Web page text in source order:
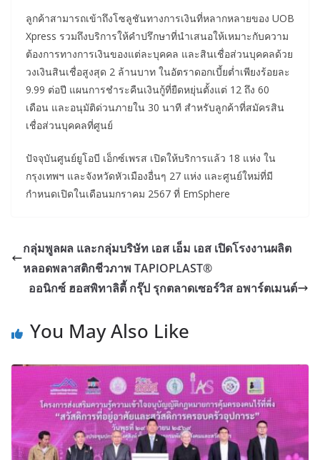
ลูกค้าสามารถเข้าถึงโซลูชันทางการเงินที่หลากหลายของ UOB
Xpress รวมถึงบริการให้คำปรึกษาที่นำเสนอให้เหมาะกับความ
ต้องการทางการเงินของแต่ละบุคคล และสินเชื่อส่วนบุคคลด้วย
วงเงินสินเชื่อสูงสุด 2 ล้านบาท ในอัตราดอกเบี้ยต่ำเพียงร้อยละ
9.99 ต่อปี แผนการชำระคืนเงินกู้ที่ยืดหยุ่นตั้งแต่ 12 ถึง 60
เดือน และอนุมัติด่วนภายใน 30 นาที สำหรับลูกค้าที่สมัครสิน
เชื่อส่วนบุคคลที่ศูนย์
ปัจจุบันศูนย์ยูโอบี เอ็กซ์เพรส เปิดให้บริการแล้ว 18 แห่ง ใน
กรุงเทพฯ และจังหวัดหัวเมืองอื่นๆ 27 แห่ง และศูนย์ใหม่ที่มี
กำหนดเปิดในเดือนมกราคม 2567 ที่ EmSphere
กลุ่มพูลผล และกลุ่มบริษัท เอส เอ็ม เอส เปิดโรงงานผลิต
หลอดพลาสติกชีวภาพ TAPIOPLAST®
ออนิกซ์ ฮอสพิทาลิตี้ กรุ๊ป รุกตลาดเซอร์วิส อพาร์ตเมนต์
You May Also Like